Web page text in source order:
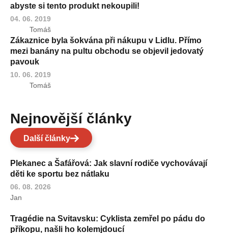
abyste si tento produkt nekoupili!
04. 06. 2019
Tomáš
Zákaznice byla šokvána při nákupu v Lidlu. Přímo
mezi banány na pultu obchodu se objevil jedovatý
pavouk
10. 06. 2019
Tomáš
Nejnovější články
Další články
Plekanec a Šafářová: Jak slavní rodiče vychovávají
děti ke sportu bez nátlaku
06. 08. 2026
Jan
Tragédie na Svitavsku: Cyklista zemřel po pádu do
příkopu, našli ho kolemjdoucí